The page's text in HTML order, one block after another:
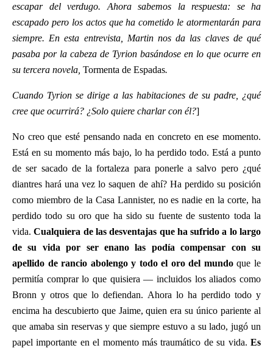
escapar del verdugo. Ahora sabemos la respuesta: se ha
escapado pero los actos que ha cometido le atormentarán para
siempre. En esta entrevista, Martin nos da las claves de qué
pasaba por la cabeza de Tyrion basándose en lo que ocurre en
su tercera novela, Tormenta de Espadas.
Cuando Tyrion se dirige a las habitaciones de su padre, ¿qué
cree que ocurrirá? ¿Solo quiere charlar con él?]
No creo que esté pensando nada en concreto en ese momento.
Está en su momento más bajo, lo ha perdido todo. Está a punto
de ser sacado de la fortaleza para ponerle a salvo pero ¿qué
diantres hará una vez lo saquen de ahí? Ha perdido su posición
como miembro de la Casa Lannister, no es nadie en la corte, ha
perdido todo su oro que ha sido su fuente de sustento toda la
vida.Cualquiera de las desventajas que ha sufrido a lo largo
de su vida por ser enano las podía compensar con su
apellido de rancio abolengo y todo el oro del mundoque le
permitía comprar lo que quisiera — incluidos los aliados como
Bronn y otros que lo defiendan. Ahora lo ha perdido todo y
encima ha descubierto que Jaime, quien era su único pariente al
que amaba sin reservas y que siempre estuvo a su lado, jugó un
papel importante en el momento más traumático de su vida. Es